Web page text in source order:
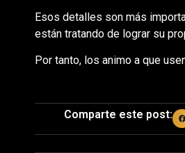
Esos detalles son más
están tratando de lograr su
Por tanto, los animo a que
Comparte este post: